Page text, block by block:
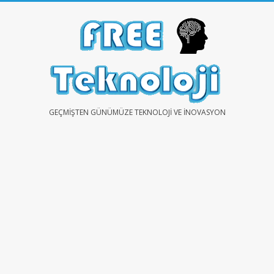
FREEGEÇMIŞTEN GÜNÜMÜZE TEKNOLOJI VE İNOVASYON